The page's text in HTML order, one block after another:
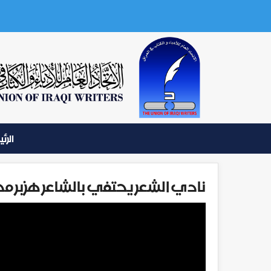
نادي الشعر يحتفي بالشاعر هزبر